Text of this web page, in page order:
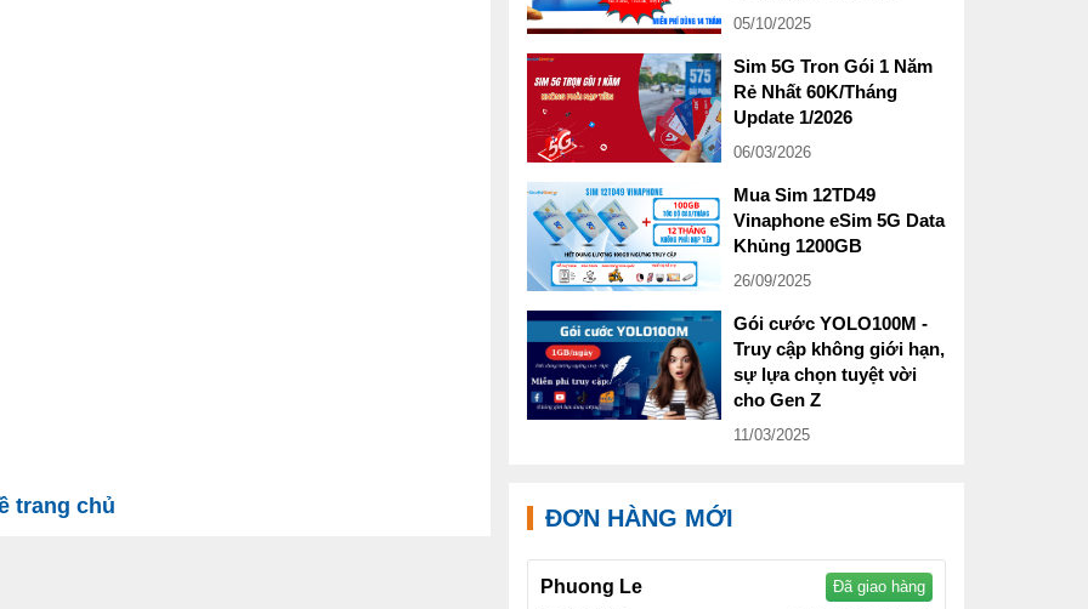
trang chủ
05/10/2025
Sim 5G Tron Gói 1 Năm
Rẻ Nhất 60K/Tháng
Update 1/2026
06/03/2026
Mua Sim 12TD49
Vinaphone eSim 5G Data
Khủng 1200GB
26/09/2025
Gói cước YOLO100M -
Truy cập không giới hạn,
sự lựa chọn tuyệt vời
cho Gen Z
11/03/2025
ĐƠN HÀNG MỚI
Phuong Le Đã giao hàng